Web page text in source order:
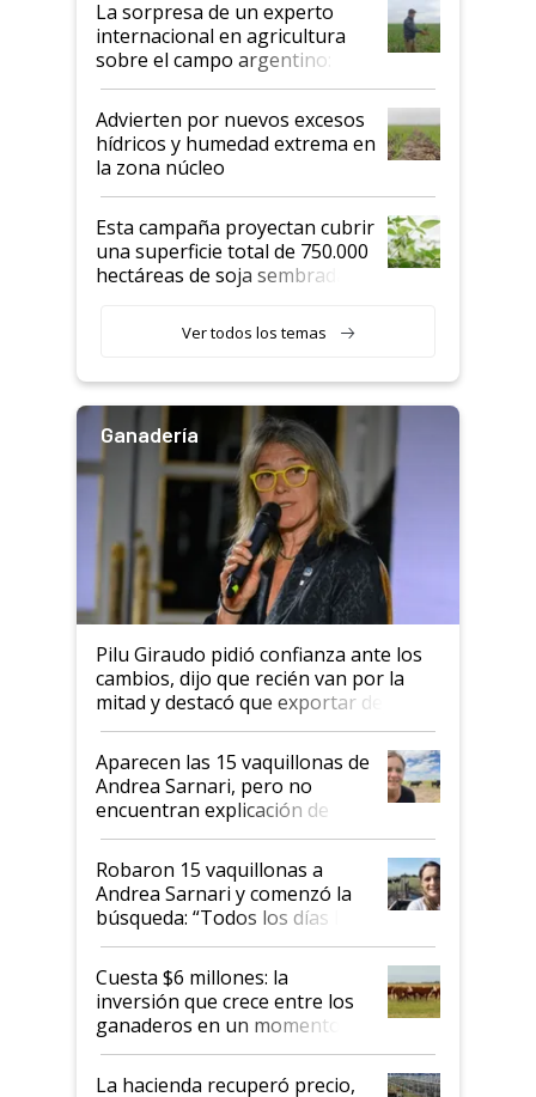
La sorpresa de un experto
internacional en agricultura
sobre el campo argentino:
"Estoy muy impresionado"
Advierten por nuevos excesos
hídricos y humedad extrema en
la zona núcleo
Esta campaña proyectan cubrir
una superficie total de 750.000
hectáreas de soja sembradas
variedades que marcan un
salto tecnológico en genética y
Ver todos los temas
Ganadería
Pilu Giraudo pidió confianza ante los
cambios, dijo que recién van por la
mitad y destacó que exportar dejó de
ser "para unos pocos": "Tenemos un
mandato muy claro del gobierno
nacional"
Aparecen las 15 vaquillonas de
Andrea Sarnari, pero no
encuentran explicación de
cómo llegaron allí
Robaron 15 vaquillonas a
Andrea Sarnari y comenzó la
búsqueda: “Todos los días le
toca a algún productor”
Cuesta $6 millones: la
inversión que crece entre los
ganaderos en un momento
histórico para la actividad
La hacienda recuperó precio,